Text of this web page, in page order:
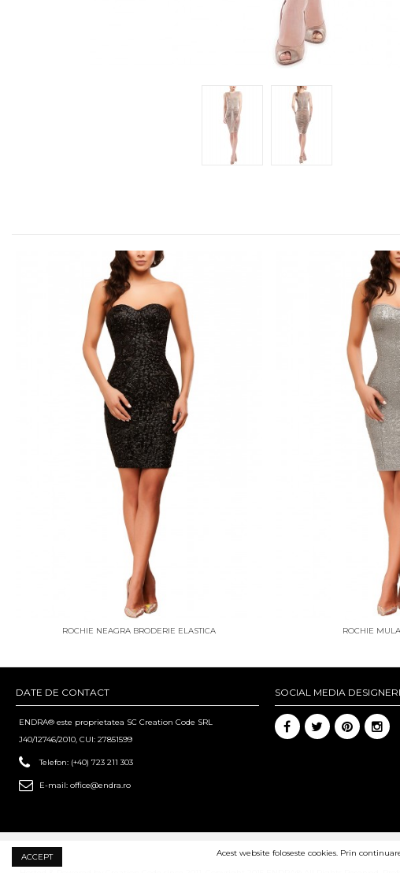
ROCHIE NEAGRA BRODERIE ELASTICA ROCHIE
DATE DE CONTACT
ENDRA® este proprietatea SC Creation Code SRL
J40/12746/2010, CUI: 27851599
Telefon: (+40) 723 211 303
E-mail: office@endra.ro
SOCIAL MEDIA
ACCEPT Acest website foloseste cookies. Prin